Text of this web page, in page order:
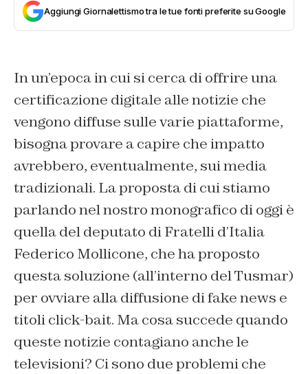
Aggiungi Giornalettismo tra le tue fonti preferite su Google
In un’epoca in cui si cerca di offrire una
certificazione digitale alle notizie che
vengono diffuse sulle varie piattaforme,
bisogna provare a capire che impatto
avrebbero, eventualmente, sui media
tradizionali. La proposta di cui stiamo
parlando nel nostro monografico di oggi è
quella del deputato di Fratelli d’Italia
Federico Mollicone, che ha proposto
questa soluzione (all’interno del Tusmar)
per ovviare alla diffusione di fake news e
titoli click-bait. Ma cosa succede quando
queste notizie contagiano anche le
televisioni? Ci sono due problemi che